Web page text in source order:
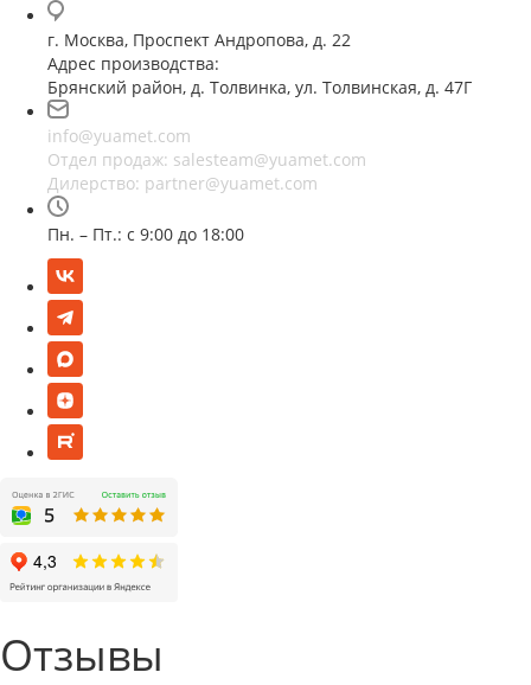
г. Москва, Проспект Андропова, д. 22
Адрес производства:
Брянский район, д. Толвинка, ул. Толвинская, д. 47Г
info@yuamet.com
Отдел продаж: salesteam@yuamet.com
Дилерство: partner@yuamet.com
Пн. – Пт.: с 9:00 до 18:00
Отзывы